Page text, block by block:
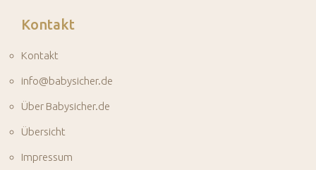
Kontakt
Kontakt
info@babysicher.de
Über Babysicher.de
Übersicht
Impressum